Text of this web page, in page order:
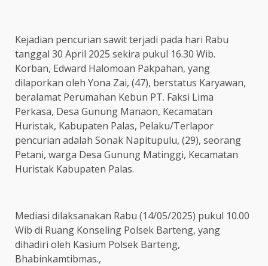
Kejadian pencurian sawit terjadi pada hari Rabu
tanggal 30 April 2025 sekira pukul 16.30 Wib.
Korban, Edward Halomoan Pakpahan, yang
dilaporkan oleh Yona Zai, (47), berstatus Karyawan,
beralamat Perumahan Kebun PT. Faksi Lima
Perkasa, Desa Gunung Manaon, Kecamatan
Huristak, Kabupaten Palas, Pelaku/Terlapor
pencurian adalah Sonak Napitupulu, (29), seorang
Petani, warga Desa Gunung Matinggi, Kecamatan
Huristak Kabupaten Palas.
Mediasi dilaksanakan Rabu (14/05/2025) pukul 10.00
Wib di Ruang Konseling Polsek Barteng, yang
dihadiri oleh Kasium Polsek Barteng,
Bhabinkamtibmas.,